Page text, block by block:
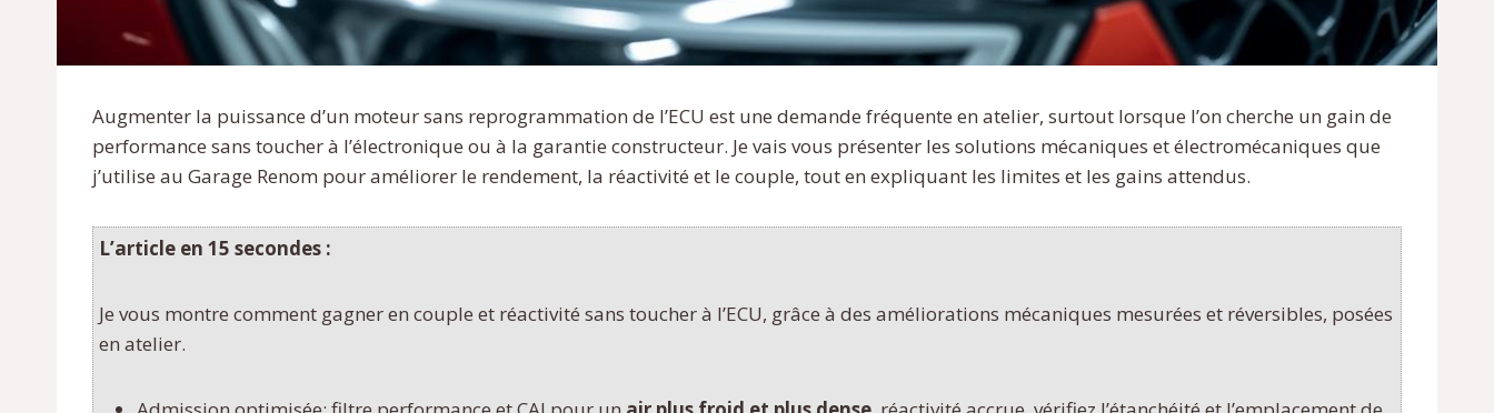
Augmenter la puissance d’un moteur sans reprogrammation de l’ECU est une demande fréquente en atelier, surtout lorsque l’on cherche un gain de
performance sans toucher à l’électronique ou à la garantie constructeur. Je vais vous présenter les solutions mécaniques et électromécaniques que
j’utilise au Garage Renom pour améliorer le rendement, la réactivité et le couple, tout en expliquant les limites et les gains attendus.
L’article en 15 secondes :
Je vous montre comment gagner en couple et réactivité sans toucher à l’ECU, grâce à des améliorations mécaniques mesurées et réversibles, posées
en atelier.